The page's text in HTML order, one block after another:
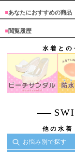
■あなたにおすすめの商品
■閲覧履歴
水着と
他の水
お悩み別で探す